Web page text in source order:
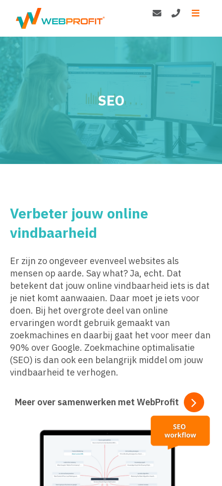
SEO
Verbeter jouw online
vindbaarheid
Er zijn zo ongeveer evenveel websites als
mensen op aarde. Say what? Ja, echt. Dat
betekent dat jouw online vindbaarheid iets is dat
je niet komt aanwaaien. Daar moet je iets voor
doen. Bij het overgrote deel van online
ervaringen wordt gebruik gemaakt van
zoekmachines en daarbij gaat het voor meer dan
90% over Google. Zoekmachine optimalisatie
(SEO) is dan ook een belangrijk middel om jouw
vindbaarheid te verhogen.
Meer over samenwerken met WebProfit